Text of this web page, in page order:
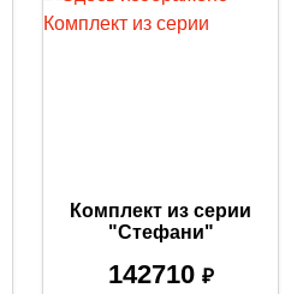
Комплект из серии
"Стефани"
142710 ₽